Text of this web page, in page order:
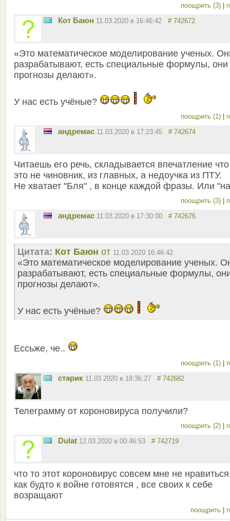
поощрить (3)
Кот Баюн 11.03.2020 в 16:46:42 # 742672
«Это математическое моделирование ученых.
разрабатывают, есть специальные формулы, они
прогнозы делают».
У нас есть учёные?
поощрить (1)
андремас 11.03.2020 в 17:23:45 # 742674
Читаешь его речь, складывается впечатление что
это не чиновник, из главных, а недоучка из ПТУ.
Не хватает "Бля" , в конце каждой фразы. Или
поощрить (3)
андремас 11.03.2020 в 17:30:00 # 742676
Цитата: Кот Баюн от 11.03.2020 16:46:42
«Это математическое моделирование ученых.
разрабатывают, есть специальные формулы,
прогнозы делают».
У нас есть учёные?
Ессьже, че..
поощрить (1)
старик 11.03.2020 в 18:36:27 # 742682
Телеграмму от короновируса получили?
поощрить (2)
Dulat 12.03.2020 в 00:46:53 # 742719
что то этот короновирус совсем мне не
как будто к войне готовятся , все своих к себе
возращают
поощрить